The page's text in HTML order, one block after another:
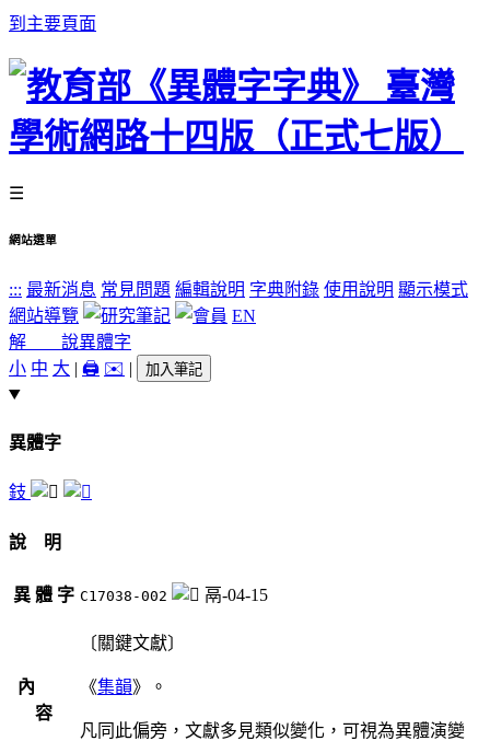
到主要頁面
☰
網站選單
::: 最新消息 常見問題 編輯說明 字典附錄 使用說明 顯示模式
網站導覽
EN
解 說異體字
小 中 大 | 🖨️ ✉️ | 加入筆記
異體字
鈘
說 明
異 體 字 C17038-002 鬲-04-15
內
容
〔關鍵文獻〕
《集韻》。
凡同此偏旁，文獻多見類似變化，可視為異體演變